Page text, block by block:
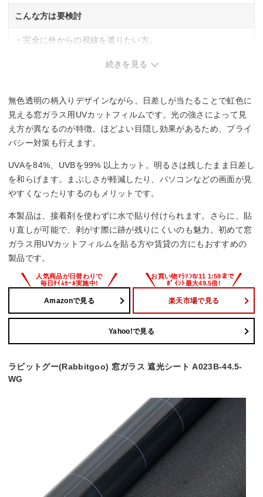
こんな方は要検討
・完全に外からの視線を遮りたい方。
続きを見る
無色透明の柄入りデザインながら、日差しが当たることで虹色に
見える窓ガラス用UVカットフィルムです。光の強さによって見
え方が異なるのが特徴。ほどよい目隠し効果があるため、プライ
バシー対策も行えます。
UVAを84%、UVBを99% 以上カット。明るさは残したまま日差し
を和らげます。まぶしさが軽減したり、パソコンなどの画面が見
やすくなったりするのもメリットです。
本製品は、接着剤を使わずに水で貼り付けられます。さらに、貼
り直しが可能で、剥がす際に跡が残りにくいのも魅力。初めて窓
ガラス用UVカットフィルムを貼る方や賃貸の方にもおすすめの
製品です。
Amazonで見る 楽天市場で見る
Yahoo!で見る
ラビットグー(Rabbitgoo) 窓ガラス 遮光シート A023B-44.5-
WG